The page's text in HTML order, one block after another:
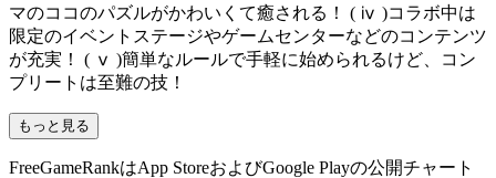
マのココのパズルがかわいくて癒される！ ( ⅳ )コラボ中は
限定のイベントステージやゲームセンターなどのコンテンツ
が充実！ ( ⅴ )簡単なルールで手軽に始められるけど、コン
プリートは至難の技！
もっと見る
FreeGameRankはApp StoreおよびGoogle Playの公開チャート